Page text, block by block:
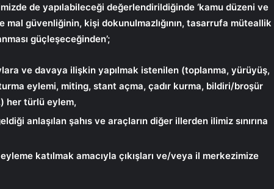
de yapılabileceği değerlendirildiğinde ‘kamu düzeni ve
güvenliğinin, kişi dokunulmazlığının, tasarrufa müteallik
güçleşeceğinden’;
ve davaya ilişkin yapılmak istenilen (toplanma, yürüyüş,
eylemi, miting, stant açma, çadır kurma, bildiri/broşür
her türlü eylem,
anlaşılan şahıs ve araçların diğer illerden ilimiz sınırına
katılmak amacıyla çıkışları ve/veya il merkezimize